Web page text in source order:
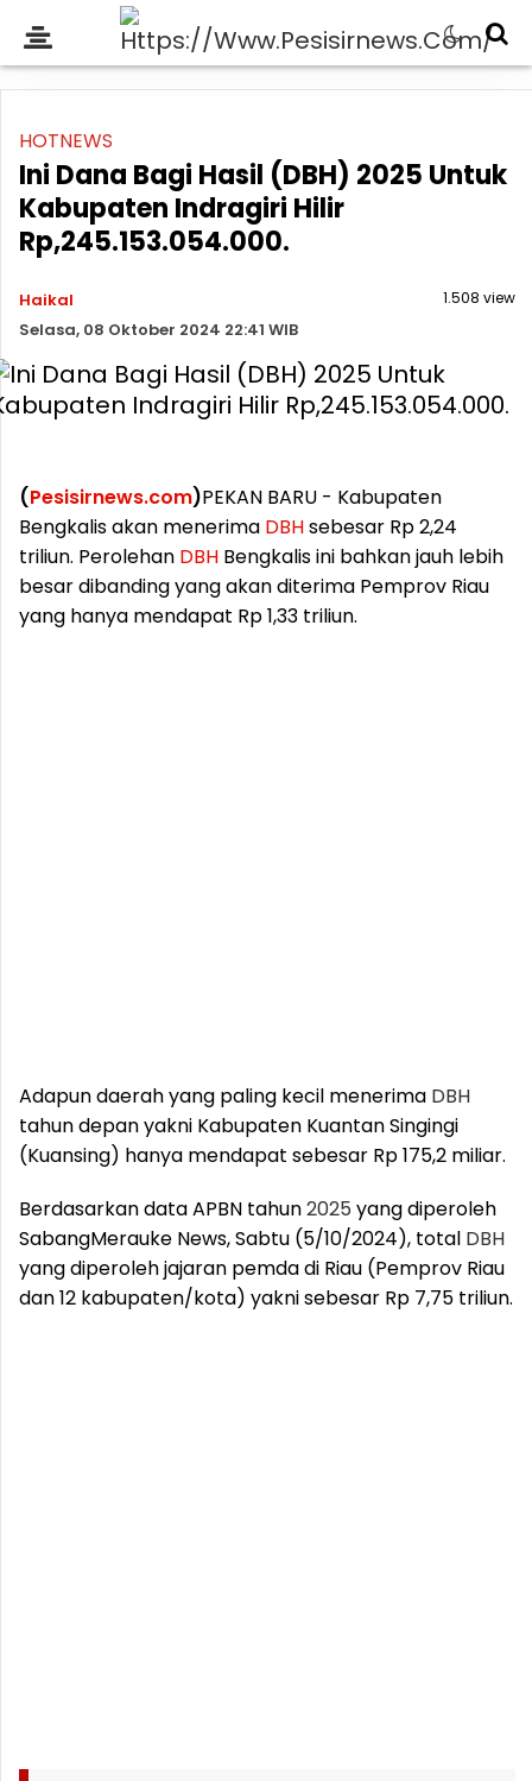
HOTNEWS
Ini Dana Bagi Hasil (DBH) 2025 Untuk
Kabupaten Indragiri Hilir
Rp,245.153.054.000.
Haikal
Selasa, 08 Oktober 2024 22:41 WIB
1.508 view
(Pesisirnews.com)PEKAN BARU - Kabupaten
Bengkalis akan menerima DBHsebesar Rp 2,24
triliun. Perolehan DBH Bengkalis ini bahkan jauh lebih
besar dibanding yang akan diterima Pemprov Riau
yang hanya mendapat Rp 1,33 triliun.
Adapun daerah yang paling kecil menerima DBH
tahun depan yakni Kabupaten Kuantan Singingi
(Kuansing) hanya mendapat sebesar Rp 175,2 miliar.
Berdasarkan data APBN tahun2025 yang diperoleh
SabangMerauke News, Sabtu (5/10/2024), total DBH
yang diperoleh jajaran pemda di Riau (Pemprov Riau
dan 12 kabupaten/kota) yakni sebesar Rp 7,75 triliun.